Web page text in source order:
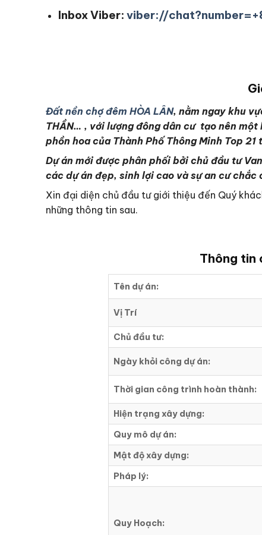
Inbox Viber: viber://
Đất nền chợ đêm HÒA LÂN, nằm ngay khu
THẦN… , với lượng đông dân cư tạo nên một
phồn hoa của Thành Phố Thông Minh Top
Dự án mới được phân phối bởi chủ đầu tư
các dự án đẹp, sinh lợi cao và sự an cư
Xin đại diện chủ đầu tư giới thiệu đến Quý
những thông tin sau.
Thông tin
Tên dự án:
Vị Trí
Chủ đầu tư:
Ngày khỏi công dự án:
Thời gian công trình hoàn thành:
Hiện trạng xây dựng:
Quy mô dự án:
Mật độ xây dựng:
Pháp lý:
Quy Hoạch: